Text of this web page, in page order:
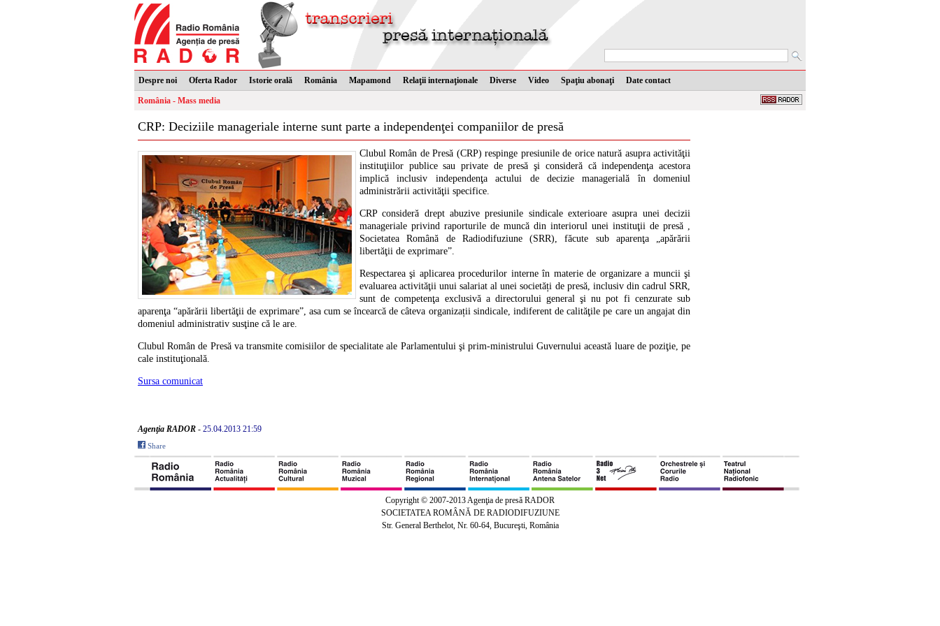
Despre noi Oferta Rador Istorie orală România Mapamond Relaţii internaţionale Diverse Video Spaţiu abonaţi Date contact
România - Mass media
CRP: Deciziile manageriale interne sunt parte a independenţei companiilor de presă
Clubul Român de Presă (CRP) respinge presiunile de orice natură asupra activităţii
instituţiilor publice sau private de presă şi consideră că independenţa acestora
implică inclusiv independenţa actului de decizie managerială în domeniul
administrării activităţii specifice.
CRP consideră drept abuzive presiunile sindicale exterioare asupra unei decizii
manageriale privind raporturile de muncă din interiorul unei instituţii de presă ,
Societatea Română de Radiodifuziune (SRR), făcute sub aparenţa „apărării
libertăţii de exprimare”.
Respectarea şi aplicarea procedurilor interne în materie de organizare a muncii şi
evaluarea activităţii unui salariat al unei societăți de presă, inclusiv din cadrul SRR,
sunt de competenţa exclusivă a directorului general şi nu pot fi cenzurate sub
aparenţa “apărării libertăţii de exprimare”, asa cum se încearcă de câteva organizații sindicale, indiferent de calităţile pe care un angajat din
domeniul administrativ susţine că le are.
Clubul Român de Presă va transmite comisiilor de specialitate ale Parlamentului şi prim-ministrului Guvernului această luare de poziţie, pe
cale instituţională.
Sursa comunicat
Agenţia RADOR - 25.04.2013 21:59
Share
Copyright © 2007-2013 Agenţia de presă RADOR
SOCIETATEA ROMÂNĂ DE RADIODIFUZIUNE
Str. General Berthelot, Nr. 60-64, Bucureşti, România